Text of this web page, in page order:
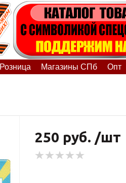
Розница Магазины СПб Опт
250 руб. /шт